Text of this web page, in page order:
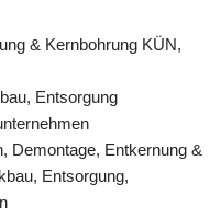
& Kernbohrung KÜN,
Entsorgung
Demontage, Entkernung &
Entsorgung,